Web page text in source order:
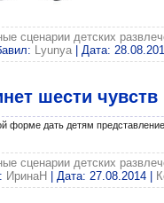
сценарии детских
Lyunya | Дата:
шести чувств
форме дать детям
сценарии детских
ИринаН | Дата: 27.08.2014